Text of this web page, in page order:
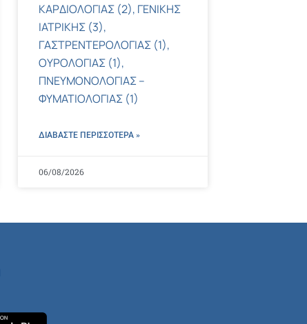
ΚΑΡΔΙΟΛΟΓΙΑΣ (2), ΓΕΝΙΚΗΣ
ΙΑΤΡΙΚΗΣ (3),
ΓΑΣΤΡΕΝΤΕΡΟΛΟΓΙΑΣ (1),
ΟΥΡΟΛΟΓΙΑΣ (1),
ΠΝΕΥΜΟΝΟΛΟΓΙΑΣ –
ΦΥΜΑΤΙΟΛΟΓΙΑΣ (1)
ΔΙΑΒΑΣΤΕ ΠΕΡΙΣΣΌΤΕΡΑ »
06/08/2026